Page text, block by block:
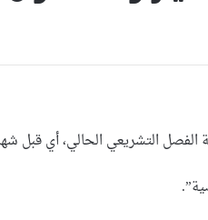
التشريعي الحالي، أي قبل